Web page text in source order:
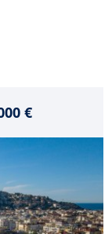
€